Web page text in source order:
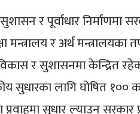
र पूर्वाधार निर्माणमा
मन्त्रालय र अर्थ
र सुशासनमा केन्द्रित
सुधारका लागि घोषित १००
प्रवाहमा सुधार ल्याउन